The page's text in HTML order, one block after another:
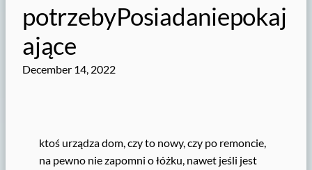
potrzebyPosiadaniepokaj
ające
December 14, 2022
ktoś urządza dom, czy to nowy, czy po remoncie,
na pewno nie zapomni o łóżku, nawet jeśli jest